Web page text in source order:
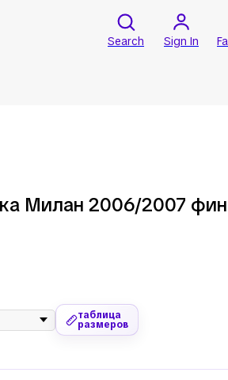
Search Sign In
Милан 2006/2007
таблица
размеров